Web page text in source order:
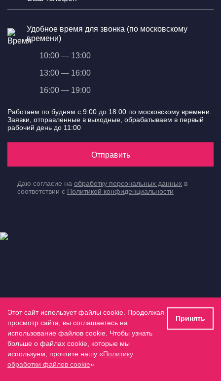
Удобное время для звонка (по московскому
времени)
10:00 — 13:00
13:00 — 16:00
16:00 — 19:00
Работаем по будням с 9:00 до 18:00 по московскому времени.
Заявки, отправленные в выходные, обрабатываем в первый
рабочий день до 11:00
Отправить
Даю согласие на обработку персональных данных в
соответствии с Политикой конфиденциальности
Этот сайт использует файлы cookie. Продолжая
просмотр сайта, вы соглашаетесь на
использование файлов cookie. Чтобы узнать
больше о файлах cookie, которые мы
используем, прочтите нашу «Политику
обработки файлов cookie»
Принять